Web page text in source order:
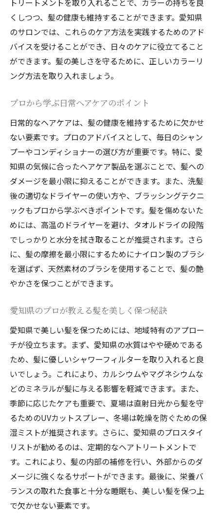
トリートメントを取り入れることで、カラーの持ちを良
くしつつ、髪の健康も維持することができます。愛知県
のサロンでは、これらのケア方法を実践するためのアド
バイスを受けることができ、日々のケアに役立てること
ができます。髪の美しさを守るために、正しいカラーリ
ング方法を取り入れましょう。
プロから学ぶ日常ヘアケアのポイント
日常的なヘアケアは、髪の健康を維持するために欠かせ
ない要素です。プロのアドバイスとして、毎日のシャン
プーやコンディショナーの選び方が重要です。特に、愛
知県の気候に合ったヘアケア製品を選ぶことで、髪への
ダメージを最小限に抑えることができます。また、洗髪
後の適切なドライヤーの使い方や、ブラッシングテクニ
ックもプロから学ぶべきポイントです。髪を傷めないた
めには、高温のドライヤーを避け、タオルドライの段階
でしっかりと水分を拭き取ることが推奨されます。さら
に、髪の摩擦を最小限にするためにナイロン製のブラシ
を選ばず、天然素材のブラシを使用することで、髪の艶
やかさを保つことができます。
愛知県のプロが教える髪を美しく保つ秘訣
愛知県で美しい髪を保つためには、地域特有のアプロー
チが役立ちます。まず、愛知県の水質はやや硬めである
ため、髪に優しいシャワーフィルターを取り入れると良
いでしょう。これにより、カルシウムやマグネシウムな
どのミネラルが髪に与える影響を軽減できます。また、
季節に応じたケアも重要で、夏場は直射日光から髪を守
るためのUVカットスプレー、冬場は乾燥を防ぐための保
湿ミストが推奨されます。さらに、愛知県のプロスタイ
リストが勧めるのは、定期的なヘアトリートメントで
す。これにより、髪の内部の補修を行い、外部からのダ
メージに強くなるサポートができます。最後に、栄養バ
ランスの取れた食事と十分な睡眠も、美しい髪を保つ上
で欠かせない要素です。